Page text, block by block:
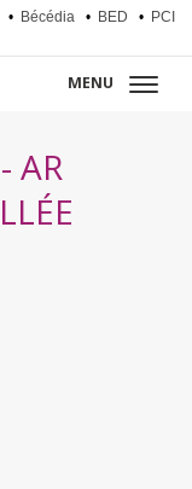
• Bécédia • BED •
PCI
MENU
AR